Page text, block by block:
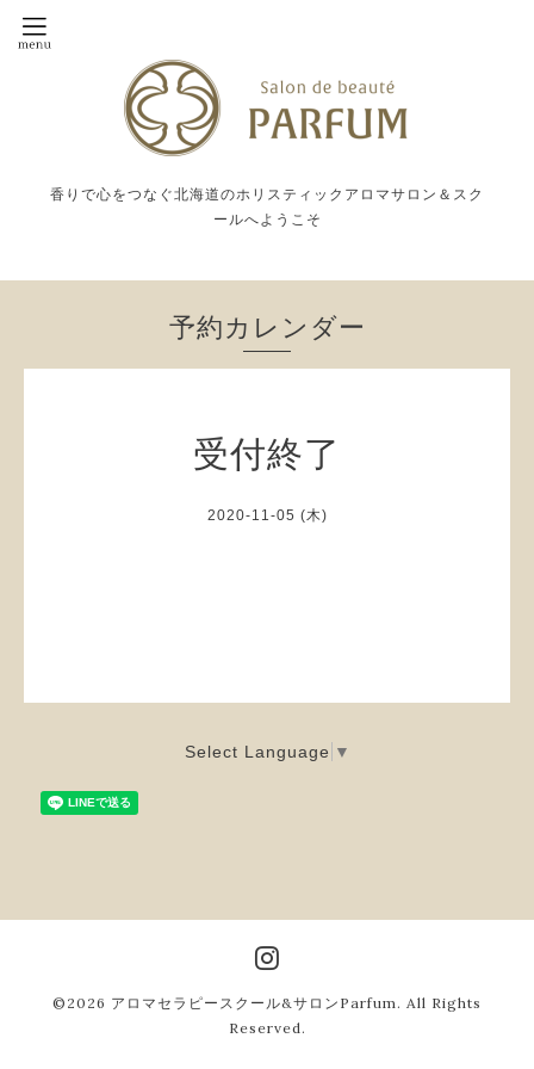
香りで心をつなぐ北海道のホリスティックアロマサロン＆スク
ールへようこそ
予約カレンダー
受付終了
2020-11-05 (木)
Select Language ▼
©2026 アロマセラピースクール&サロンParfum . All Rights
Reserved.